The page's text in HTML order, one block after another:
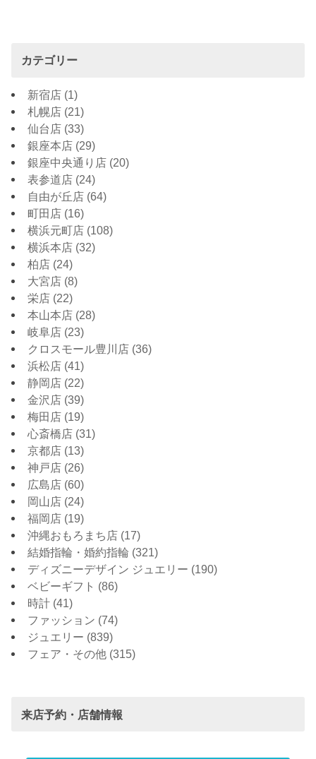
カテゴリー
新宿店 (1)
札幌店 (21)
仙台店 (33)
銀座本店 (29)
銀座中央通り店 (20)
表参道店 (24)
自由が丘店 (64)
町田店 (16)
横浜元町店 (108)
横浜本店 (32)
柏店 (24)
大宮店 (8)
栄店 (22)
本山本店 (28)
岐阜店 (23)
クロスモール豊川店 (36)
浜松店 (41)
静岡店 (22)
金沢店 (39)
梅田店 (19)
心斎橋店 (31)
京都店 (13)
神戸店 (26)
広島店 (60)
岡山店 (24)
福岡店 (19)
沖縄おもろまち店 (17)
結婚指輪・婚約指輪 (321)
ディズニーデザイン ジュエリー (190)
ベビーギフト (86)
時計 (41)
ファッション (74)
ジュエリー (839)
フェア・その他 (315)
来店予約・店舗情報